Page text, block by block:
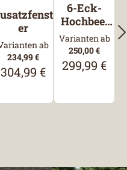
er
ab
234,99 €
Regulärer Preis:
304,99 €
6-Eck-
Hochbeet
669,
120x120,
Anthrazit
Varianten ab
250,00 €
Regulärer
299,99 €